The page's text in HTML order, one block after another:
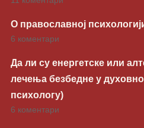
О православној
6 коментари
Да ли су енергетске или
лечења безбедне у
психологу)
6 коментари